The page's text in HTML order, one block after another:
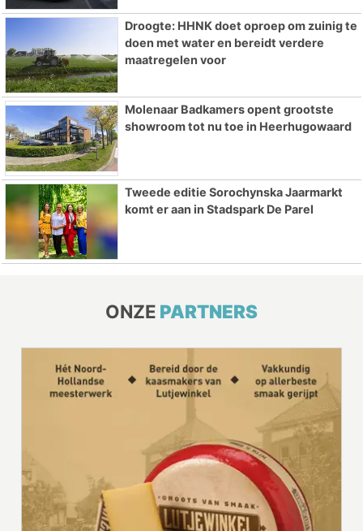
Droogte: HHNK doet oproep om zuinig te
doen met water en bereidt verdere
maatregelen voor
Molenaar Badkamers opent grootste
showroom tot nu toe in Heerhugowaard
Tweede editie Sorochynska Jaarmarkt
komt er aan in Stadspark De Parel
ONZE PARTNERS